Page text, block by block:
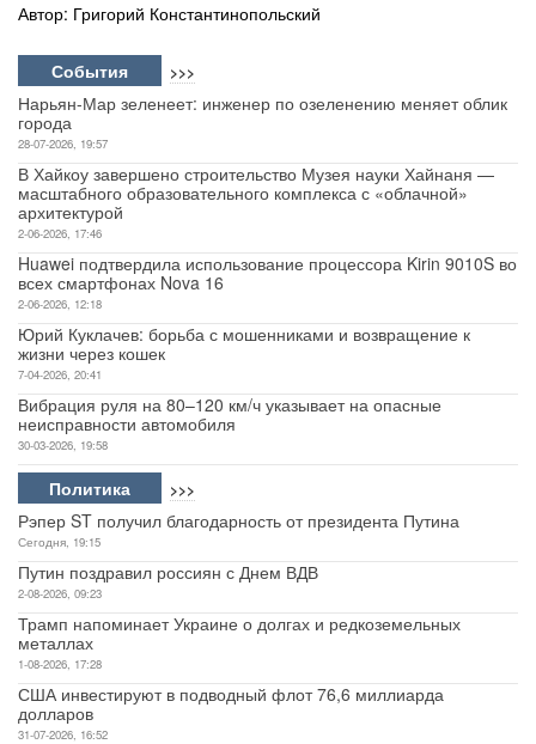
Автор: Григорий Константинопольский
События >>>
Нарьян-Мар зеленеет: инженер по озеленению меняет облик
города
28-07-2026, 19:57
В Хайкоу завершено строительство Музея науки Хайнаня —
масштабного образовательного комплекса с «облачной»
архитектурой
2-06-2026, 17:46
Huawei подтвердила использование процессора Kirin 9010S во
всех смартфонах Nova 16
2-06-2026, 12:18
Юрий Куклачев: борьба с мошенниками и возвращение к
жизни через кошек
7-04-2026, 20:41
Вибрация руля на 80–120 км/ч указывает на опасные
неисправности автомобиля
30-03-2026, 19:58
Политика >>>
Рэпер ST получил благодарность от президента Путина
Сегодня, 19:15
Путин поздравил россиян с Днем ВДВ
2-08-2026, 09:23
Трамп напоминает Украине о долгах и редкоземельных
металлах
1-08-2026, 17:28
США инвестируют в подводный флот 76,6 миллиарда
долларов
31-07-2026, 16:52